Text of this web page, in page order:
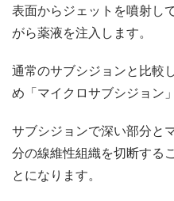
表面からジェットを噴射し
がら薬液を注入します。
通常のサブシジョンと比較
め「マイクロサブシジョン
サブシジョンで深い部分と
分の線維性組織を切断する
とになります。